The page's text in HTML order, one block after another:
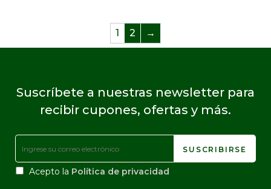
1 2 →
Suscríbete a nuestras newsletter para
recibir cupones, ofertas y más.
Acepto la Política de privacidad